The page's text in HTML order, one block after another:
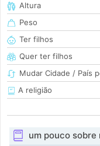
Altura
Peso
Ter filhos
Quer ter filhos
Mudar Cidade / País
A religião
um pouco sobre